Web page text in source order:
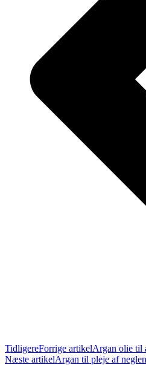
TidligereForrige artikelArgan olie til
Næste artikelArgan til pleje af